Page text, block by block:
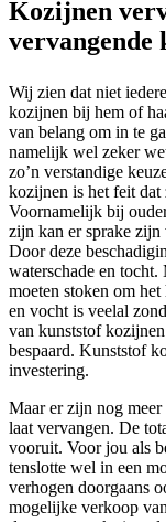
Kozijnen
vervangende
Wij zien dat niet
kozijnen bij hem of
van belang om in te
namelijk wel zeker
zo’n verstandige
kozijnen is het feit
Voornamelijk bij
zijn kan er sprake zijn
Door deze
waterschade en
moeten stoken om
en vocht is veelal
van kunststof
bespaard. Kunststof
investering.
Maar er zijn nog
laat vervangen. De
vooruit. Voor jou als
tenslotte wel in een
verhogen doorgaans
mogelijke verkoop